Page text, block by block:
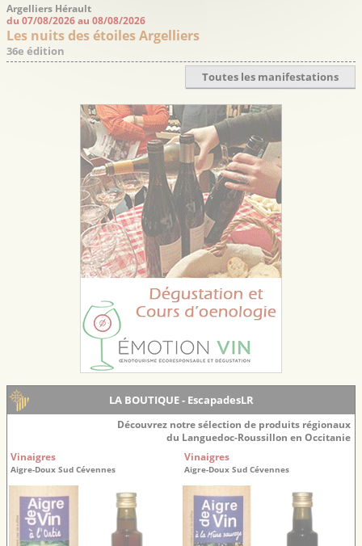
Argelliers Hérault
du 07/08/2026 au 08/08/2026
Les nuits des étoiles Argelliers
36e édition
Toutes les manifestations
LA BOUTIQUE - EscapadesLR
Découvrez notre sélection de produits régionaux
du Languedoc-Roussillon en Occitanie
Vinaigres
Aigre-Doux Sud Cévennes
Vinaigres
Aigre-Doux Sud Cévennes